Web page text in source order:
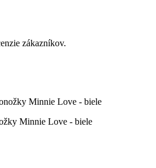
zákazníkov.
Minnie Love - biele